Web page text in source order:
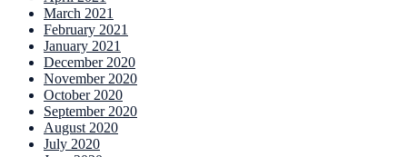
March 2021
February 2021
January 2021
December 2020
November 2020
October 2020
September 2020
August 2020
July 2020